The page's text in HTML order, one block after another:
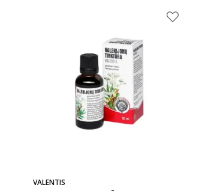
VALENTIS